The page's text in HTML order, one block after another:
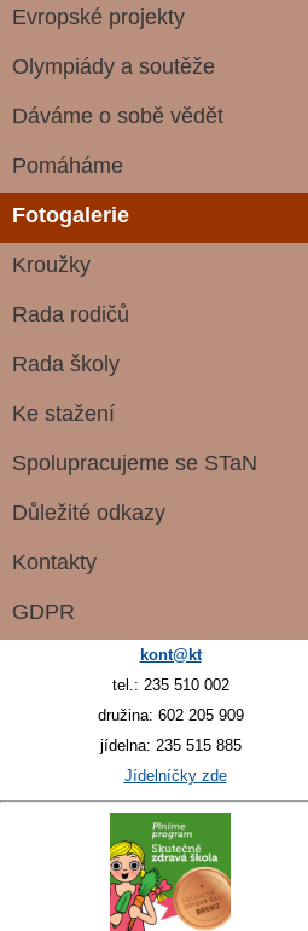
Evropské projekty
Olympiády a soutěže
Dáváme o sobě vědět
Pomáháme
Fotogalerie
Kroužky
Rada rodičů
Rada školy
Ke stažení
Spolupracujeme se STaN
Důležité odkazy
Kontakty
GDPR
kont@kt
tel.: 235 510 002
družina: 602 205 909
jídelna: 235 515 885
Jídelníčky zde